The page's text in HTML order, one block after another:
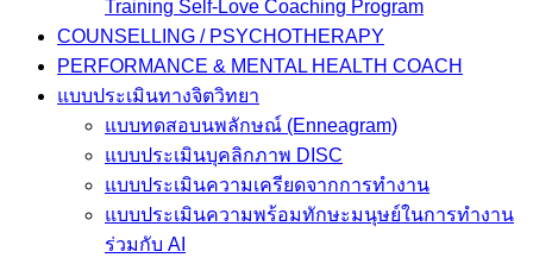
Training Self-Love Coaching Program
COUNSELLING / PSYCHOTHERAPY
PERFORMANCE & MENTAL HEALTH COACH
แบบประเมินทางจิตวิทยา
แบบทดสอบนพลักษณ์ (Enneagram)
แบบประเมินบุคลิกภาพ DISC
แบบประเมินความเครียดจากการทำงาน
แบบประเมินความพร้อมทักษะมนุษย์ในการทำงาน
ร่วมกับ AI